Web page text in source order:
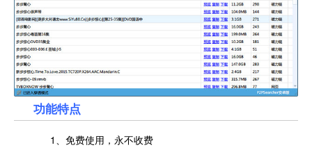
功能特点
1、免费使用，永不收费